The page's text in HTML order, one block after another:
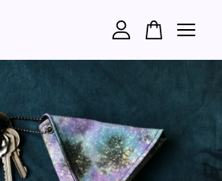
目前還是空的。
繼續購物